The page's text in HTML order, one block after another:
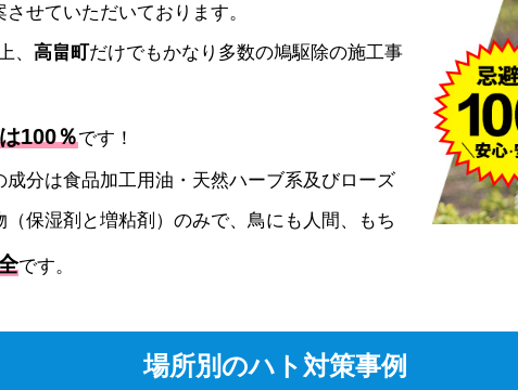
せていただいております。
、 高畠町だけでもかなり多数の鳩駆除の施工事
100％です！
分は食品加工用油・天然ハーブ系及びローズ
保湿剤と増粘剤）のみで、鳥にも人間、もち
です。
場所別のハト対策事例